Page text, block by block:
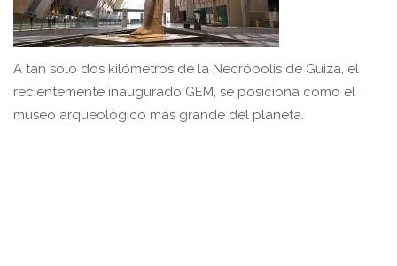
A tan solo dos kilómetros de la Necrópolis de Guiza, el
recientemente inaugurado GEM, se posiciona como el
museo arqueológico más grande del planeta.